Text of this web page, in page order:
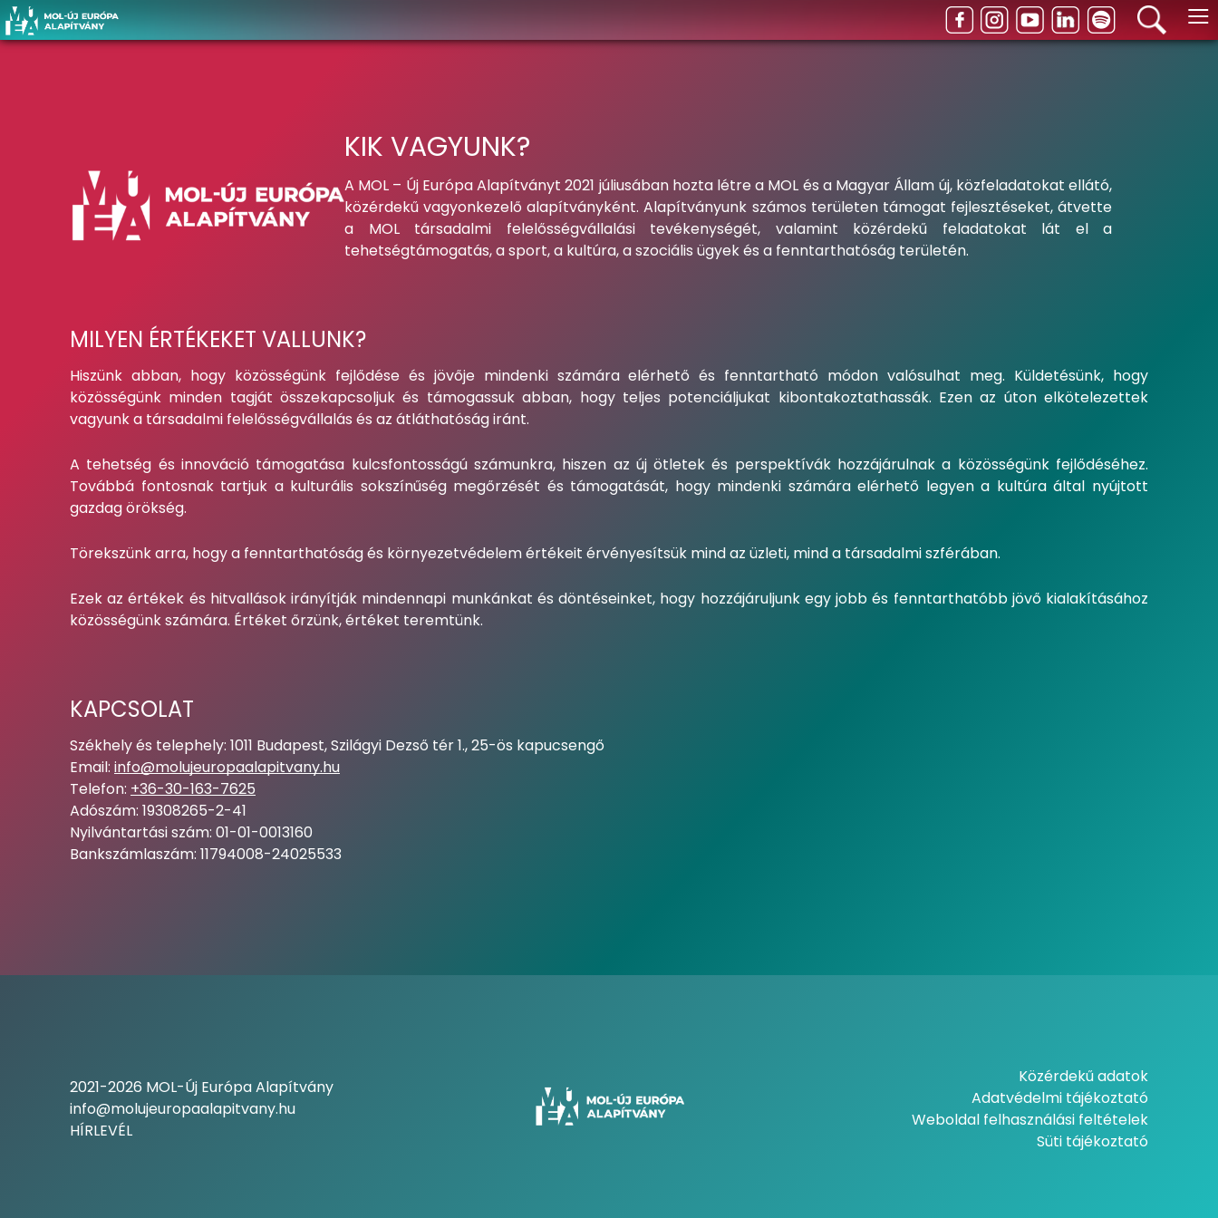
≡
KIK VAGYUNK?
A MOL – Új Európa Alapítványt 2021 júliusában hozta létre a MOL és a Magyar Állam új, közfeladatokat ellátó,
közérdekű vagyonkezelő alapítványként. Alapítványunk számos területen támogat fejlesztéseket, átvette
a MOL társadalmi felelősségvállalási tevékenységét, valamint közérdekű feladatokat lát el a
tehetségtámogatás, a sport, a kultúra, a szociális ügyek és a fenntarthatóság területén.
MILYEN ÉRTÉKEKET VALLUNK?
Hiszünk abban, hogy közösségünk fejlődése és jövője mindenki számára elérhető és fenntartható módon valósulhat meg. Küldetésünk, hogy
közösségünk minden tagját összekapcsoljuk és támogassuk abban, hogy teljes potenciáljukat kibontakoztathassák. Ezen az úton elkötelezettek
vagyunk a társadalmi felelősségvállalás és az átláthatóság iránt.
A tehetség és innováció támogatása kulcsfontosságú számunkra, hiszen az új ötletek és perspektívák hozzájárulnak a közösségünk fejlődéséhez.
Továbbá fontosnak tartjuk a kulturális sokszínűség megőrzését és támogatását, hogy mindenki számára elérhető legyen a kultúra által nyújtott
gazdag örökség.
Törekszünk arra, hogy a fenntarthatóság és környezetvédelem értékeit érvényesítsük mind az üzleti, mind a társadalmi szférában.
Ezek az értékek és hitvallások irányítják mindennapi munkánkat és döntéseinket, hogy hozzájáruljunk egy jobb és fenntarthatóbb jövő kialakításához
közösségünk számára. Értéket őrzünk, értéket teremtünk.
KAPCSOLAT
Székhely és telephely: 1011 Budapest, Szilágyi Dezső tér 1., 25-ös kapucsengő
Email: info@molujeuropaalapitvany.hu
Telefon: +36-30-163-7625
Adószám: 19308265-2-41
Nyilvántartási szám: 01-01-0013160
Bankszámlaszám: 11794008-24025533
2021-2026 MOL-Új Európa Alapítvány
info@molujeuropaalapitvany.hu
HÍRLEVÉL
Közérdekű adatok
Adatvédelmi tájékoztató
Weboldal felhasználási feltételek
Süti tájékoztató